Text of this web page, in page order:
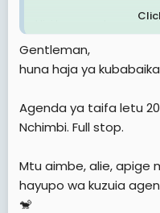
Hivi hawa watu
kusaga meno,
Tanzania na Zanzibari.
Unajua kuna watu
unaemuita Yuda?
nini wewe Mzanzibari?
Tanzania rudi kwenu
Tanzania. Hata
Gentleman,
huna haja ya
Agenda ya taifa letu
Nchimbi. Full stop.
Mtu aimbe, alie, apige
hayupo wa kuzuia
🐒